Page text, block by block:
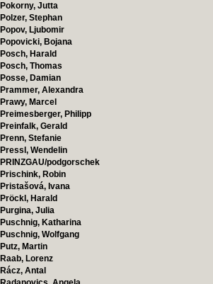
Pokorny, Jutta
Polzer, Stephan
Popov, Ljubomir
Popovicki, Bojana
Posch, Harald
Posch, Thomas
Posse, Damian
Prammer, Alexandra
Prawy, Marcel
Preimesberger, Philipp
Preinfalk, Gerald
Prenn, Stefanie
Pressl, Wendelin
PRINZGAU/podgorschek
Prischink, Robin
Pristašová, Ivana
Pröckl, Harald
Purgina, Julia
Puschnig, Katharina
Puschnig, Wolfgang
Putz, Martin
Raab, Lorenz
Rácz, Antal